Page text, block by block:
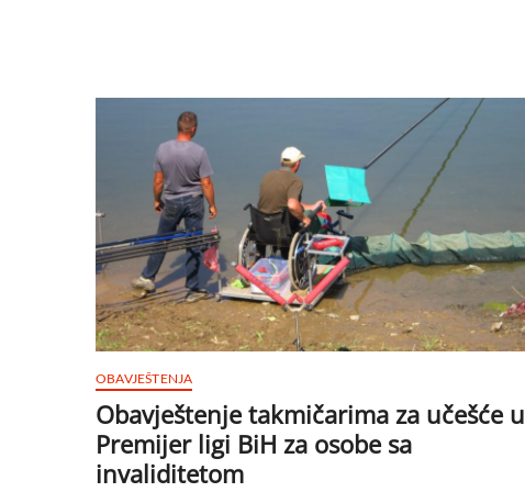
mušičarenju
OBAVJEŠTENJA
Obavještenje takmičarima za učešće u
Premijer ligi BiH za osobe sa
invaliditetom